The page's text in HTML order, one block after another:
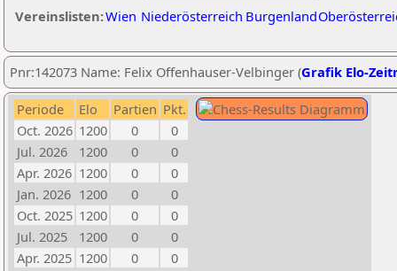
Vereinslisten:Wien Niederösterreich Burgenland
Pnr:142073 Name: Felix Offenhauser-Velbinger (Grafik Elo-
Periode Elo Partien Pkt.
Oct. 2026 1200 0
0
Jul. 2026
1200 0
0
Apr. 2026 1200 0
0
Jan. 2026 1200 0
0
Oct. 2025 1200 0
0
Jul. 2025
1200 0
0
Apr. 2025 1200 0
0